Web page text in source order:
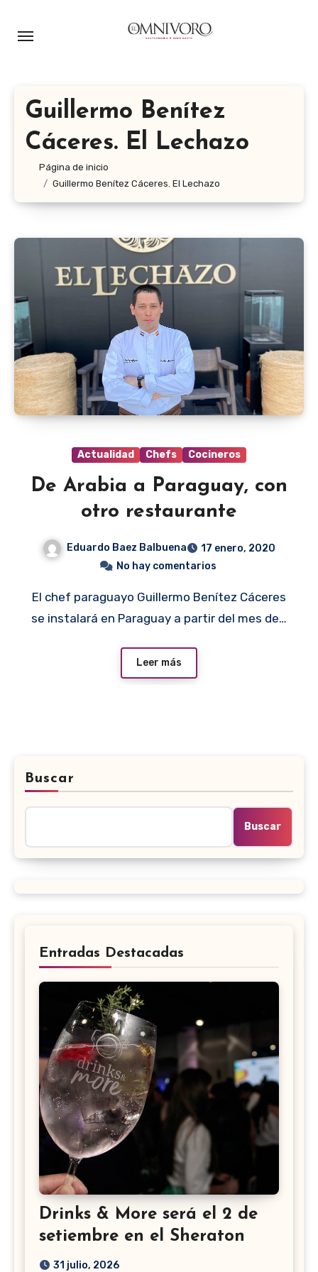
Guillermo Benítez
Cáceres. El Lechazo
Página de inicio
Guillermo Benítez Cáceres. El Lechazo
Actualidad Chefs Cocineros
De Arabia a Paraguay, con
otro restaurante
Eduardo Baez Balbuena
17 enero, 2020
No hay comentarios
El chef paraguayo Guillermo Benítez Cáceres
se instalará en Paraguay a partir del mes de…
Leer más
Buscar
Buscar
Entradas Destacadas
Drinks & More será el 2 de
setiembre en el Sheraton
31 julio, 2026